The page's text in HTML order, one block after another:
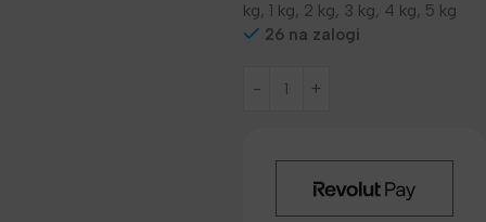
kg, 1 kg, 2 kg, 3 kg, 4 kg, 5 kg
26 na zalogi